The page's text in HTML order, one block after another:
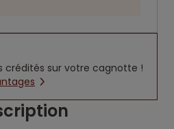
crédités sur votre cagnotte !